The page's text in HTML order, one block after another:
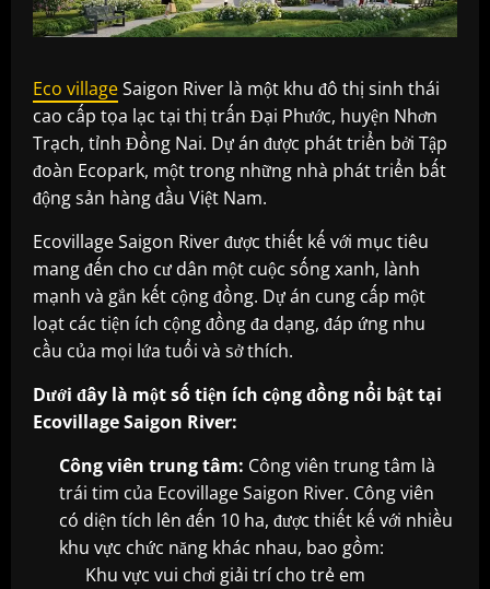
Eco villageSaigon River là một khu đô thị sinh thái
cao cấp tọa lạc tại thị trấn Đại Phước, huyện Nhơn
Trạch, tỉnh Đồng Nai. Dự án được phát triển bởi Tập
đoàn Ecopark, một trong những nhà phát triển bất
động sản hàng đầu Việt Nam.
Ecovillage Saigon River được thiết kế với mục tiêu
mang đến cho cư dân một cuộc sống xanh, lành
mạnh và gắn kết cộng đồng. Dự án cung cấp một
loạt các tiện ích cộng đồng đa dạng, đáp ứng nhu
cầu của mọi lứa tuổi và sở thích.
Dưới đây là một số tiện ích cộng đồng nổi bật tại
Ecovillage Saigon River:
Công viên trung tâm: Công viên trung tâm là
trái tim của Ecovillage Saigon River. Công viên
có diện tích lên đến 10 ha, được thiết kế với nhiều
khu vực chức năng khác nhau, bao gồm:
Khu vực vui chơi giải trí cho trẻ em